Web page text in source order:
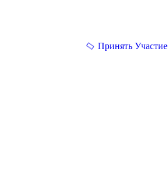
Принять Участие